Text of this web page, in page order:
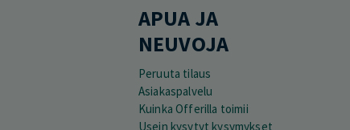
APUA JA
NEUVOJA
Peruuta tilaus
Asiakaspalvelu
Kuinka Offerilla toimii
Usein kysytyt kysymykset